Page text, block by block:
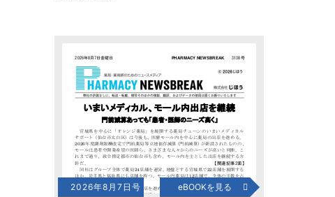
2026年8月7日号 eBOOKを見る